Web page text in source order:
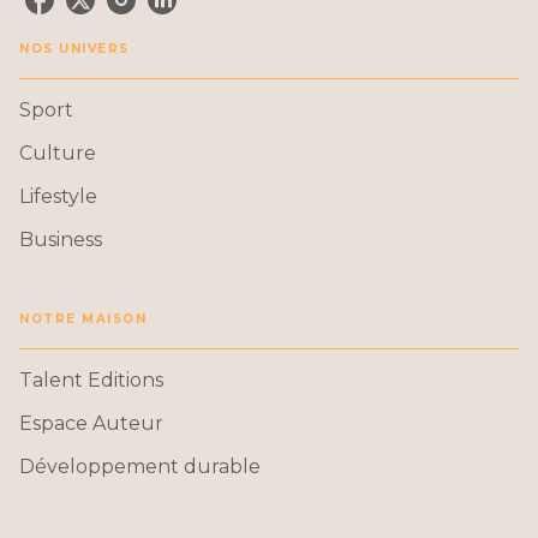
NOS UNIVERS
Sport
Culture
Lifestyle
Business
NOTRE MAISON
Talent Editions
Espace Auteur
Développement durable